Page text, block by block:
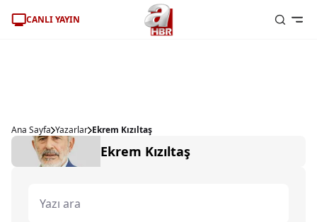
CANLI YAYIN
Ana Sayfa Yazarlar Ekrem Kızıltaş
Ekrem Kızıltaş